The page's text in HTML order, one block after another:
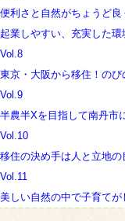
便利さと自然がちょうど良
起業しやすい、充実した環
Vol.8
東京・大阪から移住！の
Vol.9
半農半Xを目指して南丹
Vol.10
移住の決め手は人と立地
Vol.11
美しい自然の中で子育て